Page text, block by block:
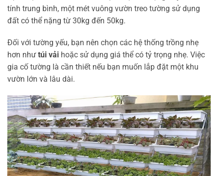
tính trung bình, một mét vuông vườn treo tường sử dụng
đất có thể nặng từ 30kg đến 50kg.
Đối với tường yếu, bạn nên chọn các hệ thống trồng nhẹ
hơn như túi vải hoặc sử dụng giá thể có tỷ trọng nhẹ. Việc
gia cố tường là cần thiết nếu bạn muốn lắp đặt một khu
vườn lớn và lâu dài.